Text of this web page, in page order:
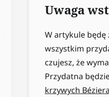
Uwaga
W artykule będę
wszystkim
czujesz, że
Przydatna
krzywych Béziera